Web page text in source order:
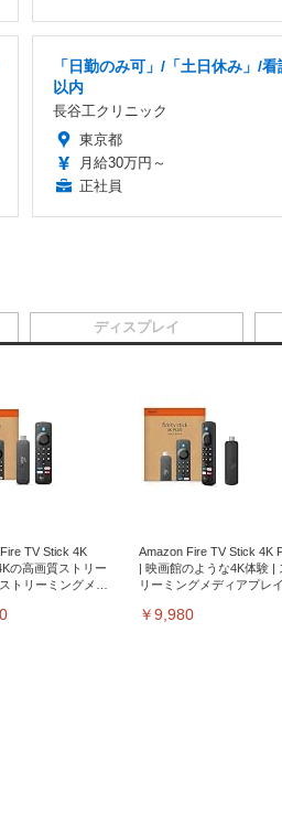
「日勤のみ可」/「土日休み」/
以内
長谷工クリニック
東京都
月給30万円～
正社員
TV Stick 4K
の高画質ストリー
トリーミングメデ
Amazon Fire TV Stick 4K
| 映画館のような4K体験 |
リーミングメディアプレイ
￥9,980
ディスプレイ